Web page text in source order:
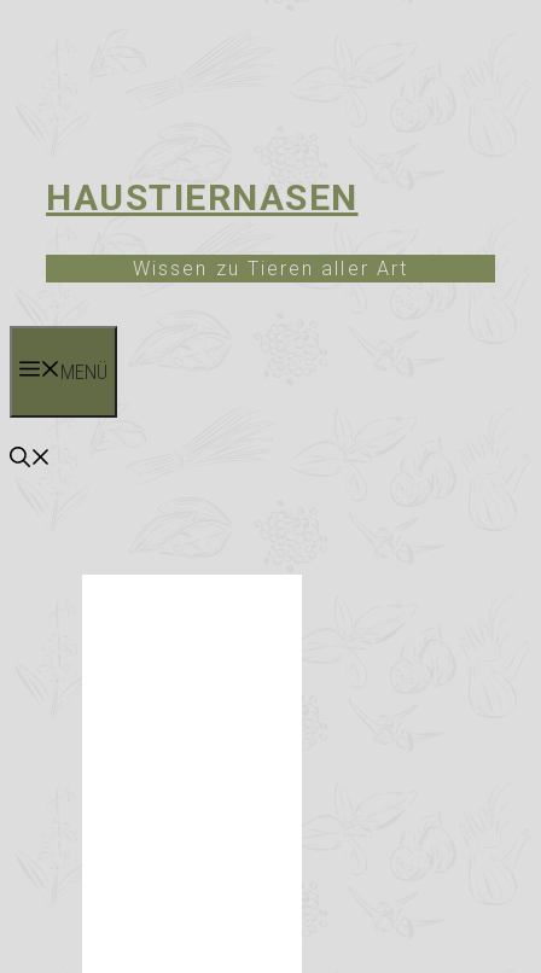
HAUSTIERNASEN
Wissen zu Tieren aller Art
MENÜ